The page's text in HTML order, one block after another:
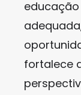
fortalece